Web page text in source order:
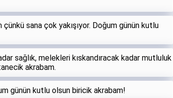
sana çok yakışıyor. Doğum günün kutlu
sağlık, melekleri kıskandıracak kadar mutluluk
akrabam.
günün kutlu olsun biricik akrabam!